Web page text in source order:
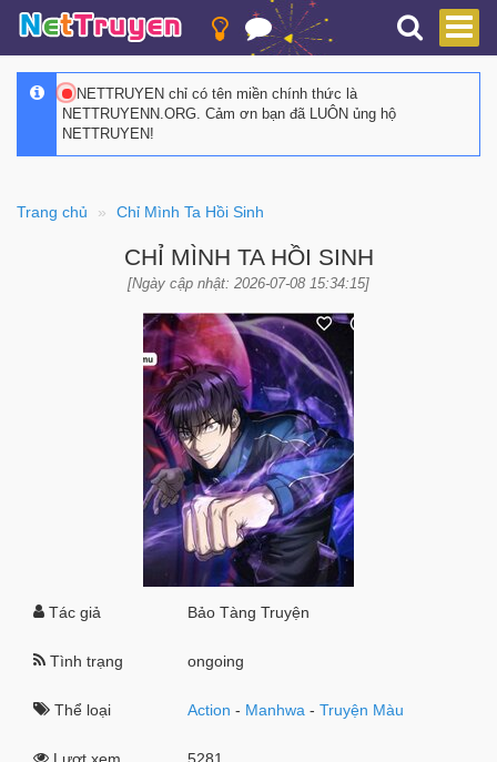
NETTRUYEN chỉ có tên miền chính thức là
NETTRUYENN.ORG. Cảm ơn bạn đã LUÔN ủng hộ
NETTRUYEN!
Trang chủ Chỉ Mình Ta Hồi Sinh
CHỈ MÌNH TA HỒI SINH
[Ngày cập nhật: 2026-07-08 15:34:15]
Tác giả Bảo Tàng Truyện
Tình trạng ongoing
Thể loại Action - Manhwa -Truyện Màu